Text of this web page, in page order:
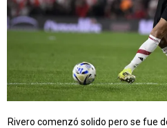
Rivero comenzó solido pero se fue